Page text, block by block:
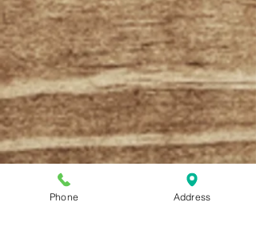
Phone Address